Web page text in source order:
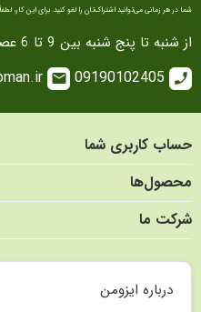
شما در هر زمانی می‌توانید اشتراک‌تان را لغو کنید. برای این کار،
از شنبه تا پنج شنبه بین 9 تا 6 عصر در در خدمت شما هستیم
call
09190102405
email
حساب کاربری شما
محصول‌ها
شرکت ما
درباره ایزومن